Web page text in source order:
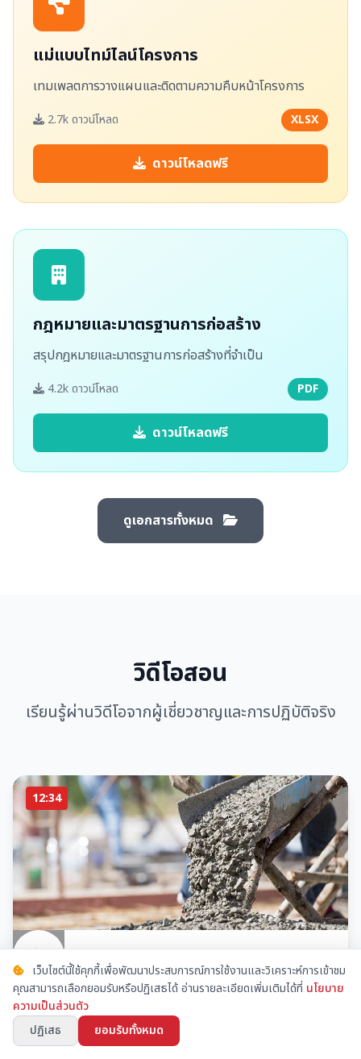
แม่แบบไทม์ไลน์โครงการ
เทมเพลตการวางแผนและติดตามความคืบหน้าโครงการ
2.7k ดาวน์โหลด XLSX
ดาวน์โหลดฟรี
กฎหมายและมาตรฐานการก่อสร้าง
สรุปกฎหมายและมาตรฐานการก่อสร้างที่จำเป็น
4.2k ดาวน์โหลด PDF
ดาวน์โหลดฟรี
ดูเอกสารทั้งหมด
วิดีโอสอน
เรียนรู้ผ่านวิดีโอจากผู้เชี่ยวชาญและการปฏิบัติจริง
12:34
วิธีการเทคอนกรีตแบบมืออาชีพ
ขั้นตอนการเทคอนกรีตที่ถูกต้องจากการปฏิบัติจริง
15.2k ครั้ง
เว็บไซต์นี้ใช้คุกกี้เพื่อพัฒนาประสบการณ์การใช้งานและวิเคราะห์การเข้าชม
คุณสามารถเลือกยอมรับหรือปฏิเสธได้ อ่านรายละเอียดเพิ่มเติมได้ที่ นโยบาย
ความเป็นส่วนตัว
ปฏิเสธ
ยอมรับทั้งหมด